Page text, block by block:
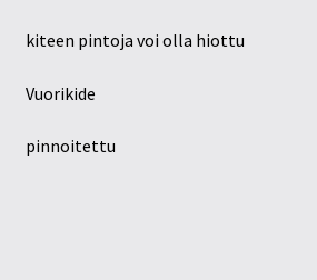
kiteen pintoja voi olla hiottu
Vuorikide
pinnoitettu